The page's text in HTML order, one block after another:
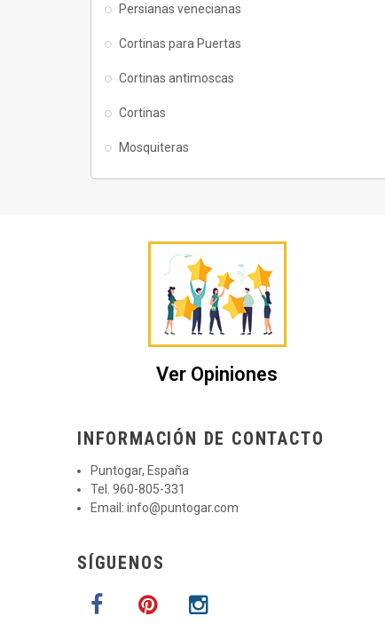
Persianas venecianas
Cortinas para Puertas
Cortinas antimoscas
Cortinas
Mosquiteras
Ver Opiniones
INFORMACIÓN DE CONTACTO
Puntogar, España
Tel. 960-805-331
Email: info@puntogar.com
SÍGUENOS